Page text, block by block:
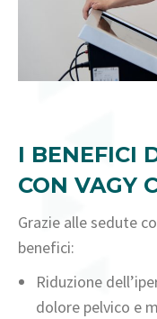
I BENEFICI
CON VAGY
Grazie alle sedute
benefici:
Riduzione
dolore pelvico e